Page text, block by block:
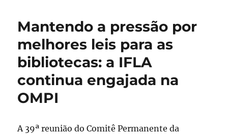
Mantendo a pressão por
melhores leis para as
bibliotecas: a IFLA
continua engajada na
OMPI
A 39ª reunião do Comitê Permanente da